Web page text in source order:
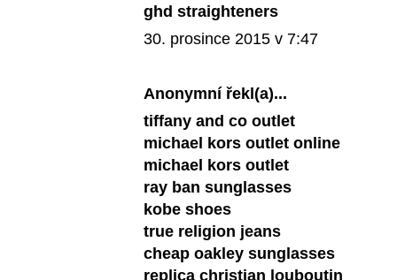
ghd straighteners
30. prosince 2015 v 7:47
Anonymní řekl(a)...
tiffany and co outlet
michael kors outlet online
michael kors outlet
ray ban sunglasses
kobe shoes
true religion jeans
cheap oakley sunglasses
replica christian louboutin